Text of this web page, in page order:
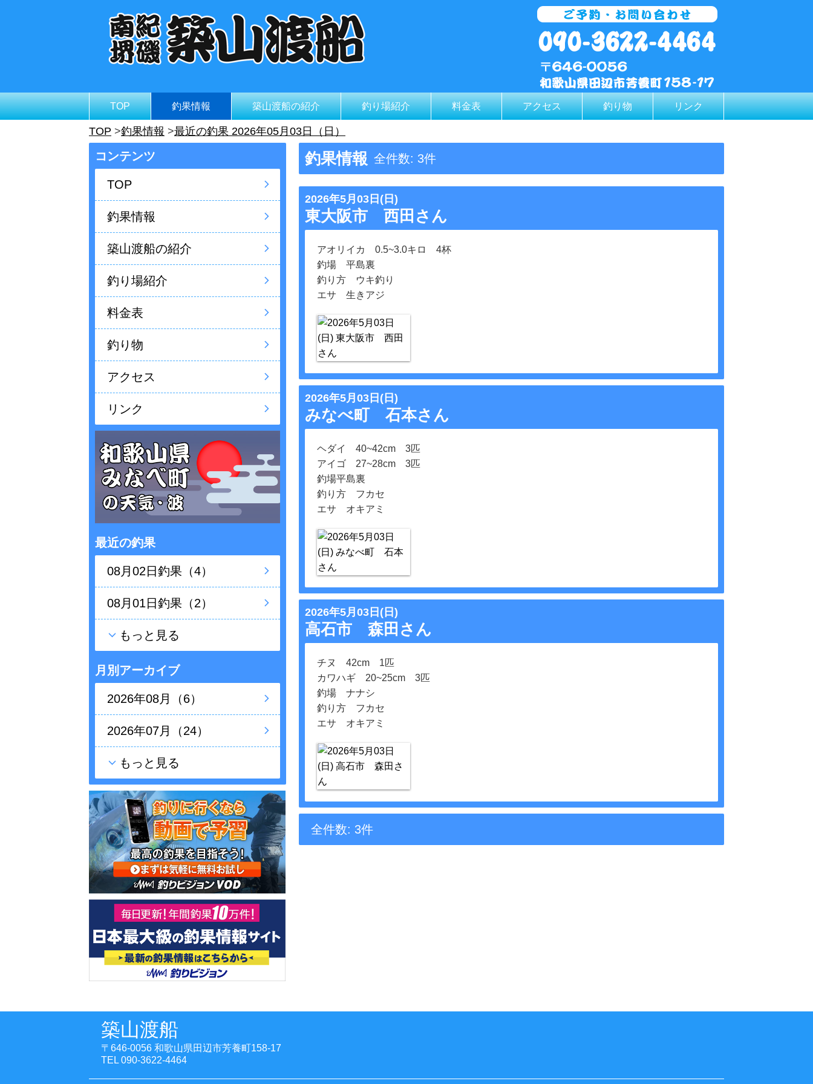
TOP 釣果情報 築山渡船の紹介 釣り場紹介 料金表 アクセス 釣り物 リンク
TOP 釣果情報 最近の釣果 2026年05月03日（日）
釣果情報 全件数: 3件
2026年5月03日(日)
東大阪市 西田さん
アオリイカ 0.5~3.0キロ 4杯
釣場 平島裏
釣り方 ウキ釣り
エサ 生きアジ
2026年5月03日(日)
みなべ町 石本さん
ヘダイ 40~42cm 3匹
アイゴ 27~28cm 3匹
釣場平島裏
釣り方 フカセ
エサ オキアミ
2026年5月03日(日)
高石市 森田さん
チヌ 42cm 1匹
カワハギ 20~25cm 3匹
釣場 ナナシ
釣り方 フカセ
エサ オキアミ
全件数: 3件
コンテンツ
TOP
釣果情報
築山渡船の紹介
釣り場紹介
料金表
釣り物
アクセス
リンク
最近の釣果
08月02日釣果（4）
08月01日釣果（2）
もっと見る
月別アーカイブ
2026年08月（6）
2026年07月（24）
もっと見る
築山渡船
〒646-0056 和歌山県田辺市芳養町158-17
TEL 090-3622-4464